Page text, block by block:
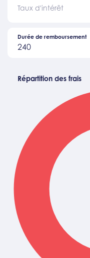
Taux d'intérêt
240
Durée de remboursement
Répartition des frais